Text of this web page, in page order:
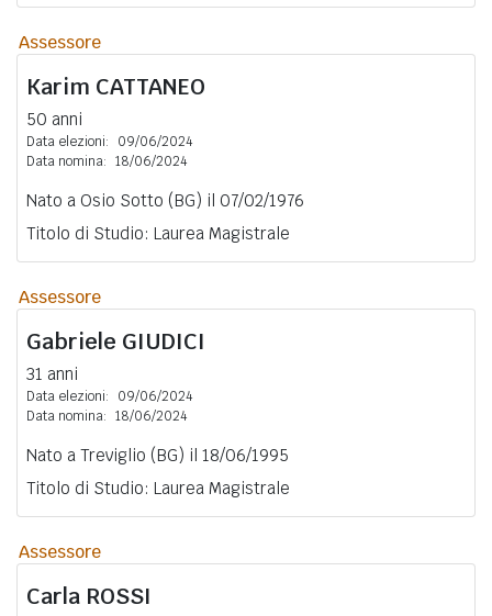
Assessore
Karim CATTANEO
50 anni
Data elezioni:
09/06/2024
Data nomina: 18/06/2024
Nato a Osio Sotto (BG) il 07/02/1976
Titolo di Studio: Laurea Magistrale
Assessore
Gabriele GIUDICI
31 anni
Data elezioni:
09/06/2024
Data nomina: 18/06/2024
Nato a Treviglio (BG) il 18/06/1995
Titolo di Studio: Laurea Magistrale
Assessore
Carla ROSSI